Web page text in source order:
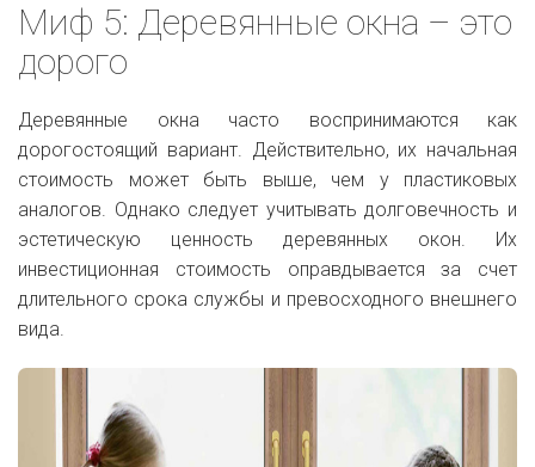
Миф 5: Деревянные окна – это
дорого
Деревянные окна часто воспринимаются как
дорогостоящий вариант. Действительно, их начальная
стоимость может быть выше, чем у пластиковых
аналогов. Однако следует учитывать долговечность и
эстетическую ценность деревянных окон. Их
инвестиционная стоимость оправдывается за счет
длительного срока службы и превосходного внешнего
вида.